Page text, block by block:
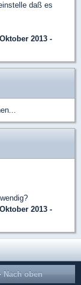
daß es
2013 -
2013 -
Nach oben